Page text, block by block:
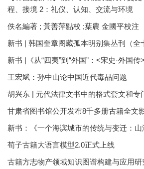
程、接境 2：礼仪、认知、交流与环境
佚名編著 ; 黃善萍點校 ;葉農 金國平校注
新书 | 韩国奎章阁藏孤本明别集丛刊（全
新书 |《从“四夷”到“外国”：<宋史·外国传
王宏斌：孙中山论中国近代毒品问题
胡兴东 | 元代法律文书中的格式套文和专
甘肃省图书馆公开发布8千多册古籍全文
新书：《一个海滨城市的传统与变迁：山
荀子古籍大语言模型2.0正式上线
古籍方志物产领域知识图谱构建与应用研